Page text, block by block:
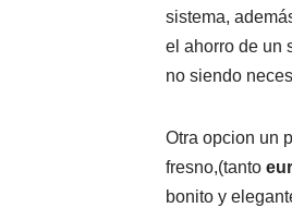
sistema,
el ahorro de un
no siendo
Otra opcion un
fresno,(tanto
bonito y